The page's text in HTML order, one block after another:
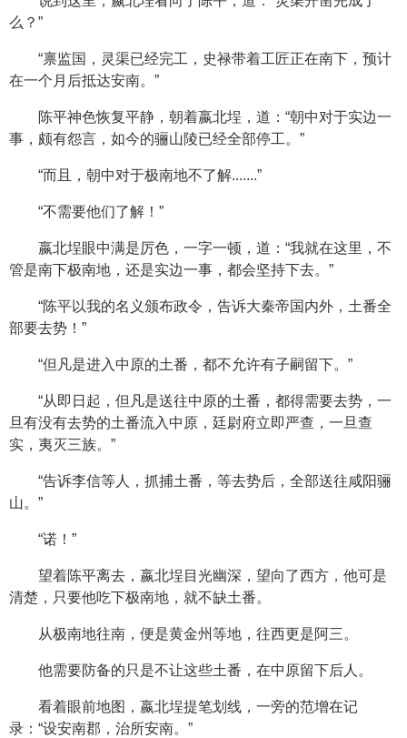
么？”
“禀监国，灵渠已经完工，史禄带着工匠正在南下，预计
在一个月后抵达安南。”
陈平神色恢复平静，朝着嬴北埕，道：“朝中对于实边一
事，颇有怨言，如今的骊山陵已经全部停工。”
“而且，朝中对于极南地不了解.......”
“不需要他们了解！”
嬴北埕眼中满是厉色，一字一顿，道：“我就在这里，不
管是南下极南地，还是实边一事，都会坚持下去。”
“陈平以我的名义颁布政令，告诉大秦帝国内外，土番全
部要去势！”
“但凡是进入中原的土番，都不允许有子嗣留下。”
“从即日起，但凡是送往中原的土番，都得需要去势，一
旦有没有去势的土番流入中原，廷尉府立即严查，一旦查
实，夷灭三族。”
“告诉李信等人，抓捕土番，等去势后，全部送往咸阳骊
山。”
“诺！”
望着陈平离去，嬴北埕目光幽深，望向了西方，他可是
清楚，只要他吃下极南地，就不缺土番。
从极南地往南，便是黄金州等地，往西更是阿三。
他需要防备的只是不让这些土番，在中原留下后人。
看着眼前地图，嬴北埕提笔划线，一旁的范增在记
录：“设安南郡，治所安南。”